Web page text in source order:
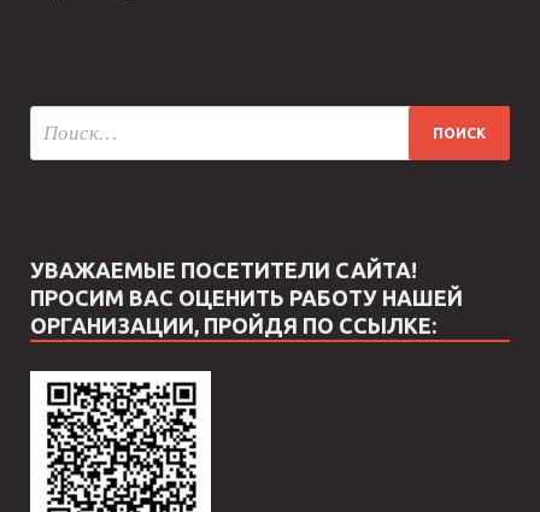
УВАЖАЕМЫЕ ПОСЕТИТЕЛИ САЙТА!
ПРОСИМ ВАС ОЦЕНИТЬ РАБОТУ НАШЕЙ
ОРГАНИЗАЦИИ, ПРОЙДЯ ПО ССЫЛКЕ: